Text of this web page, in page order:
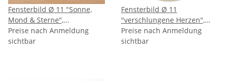
Fensterbild Ø 11 "Sonne,
Mond & Sterne",
Bernstein/Birke
Preise nach Anmeldung
sichtbar
Fensterbild Ø 11
"verschlungene Herzen",
Bernstein/Birke
Preise nach Anmeldung
sichtbar